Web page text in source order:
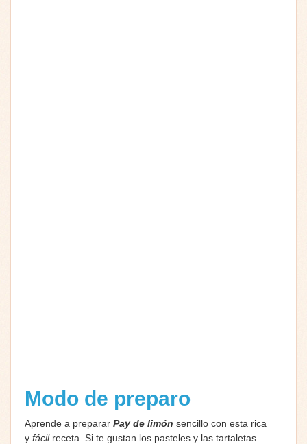
Modo de preparo
Aprende a preparar Pay de limón sencillo con esta rica
y fácilreceta. Si te gustan los pasteles y las tartaletas